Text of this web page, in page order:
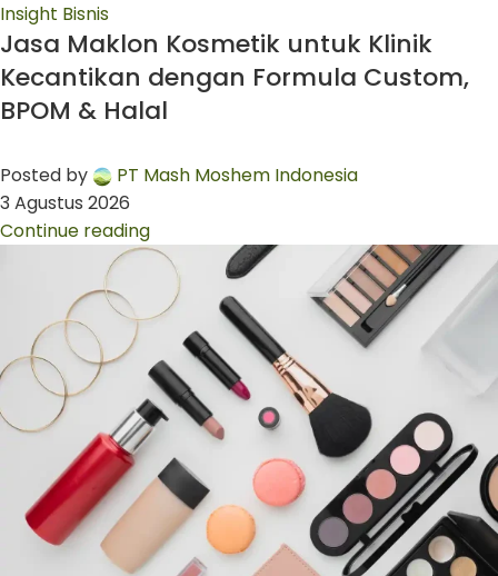
Insight Bisnis
Jasa Maklon Kosmetik untuk Klinik
Kecantikan dengan Formula Custom,
BPOM & Halal
Posted by
PT Mash Moshem Indonesia
3 Agustus 2026
Continue reading